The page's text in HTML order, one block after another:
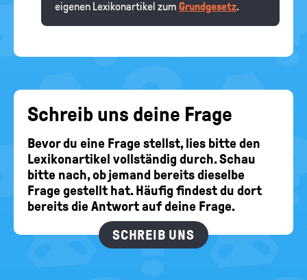
eigenen Lexikonartikel zum Grundgesetz.
Schreib uns deine Frage
Bevor du eine Frage stellst, lies bitte den
Lexikonartikel vollständig durch. Schau
bitte nach, ob jemand bereits dieselbe
Frage gestellt hat. Häufig findest du dort
bereits die Antwort auf deine Frage.
SCHREIB UNS